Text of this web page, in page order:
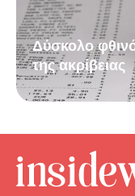
Δύσκολο
της ακρίβειας